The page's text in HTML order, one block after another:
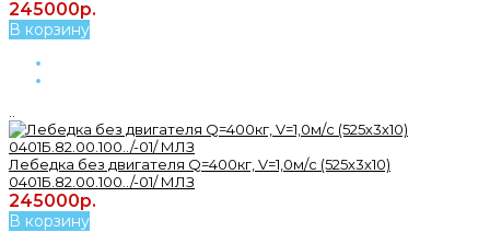
245000р.
В корзину
Лебедка без двигателя Q=400кг, V=1,0м/с (525х3х10)
0401Б.82.00.100../-01/ МЛЗ
245000р.
В корзину